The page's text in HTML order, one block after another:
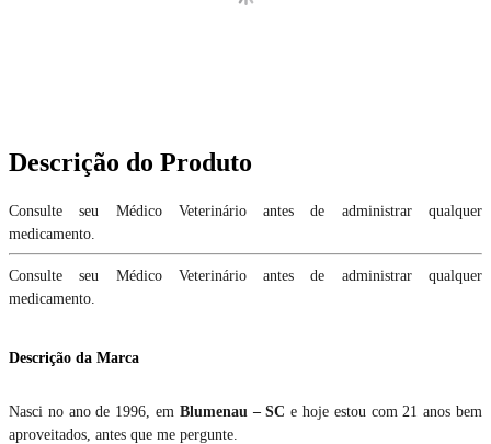
Descrição do Produto
Consulte seu Médico Veterinário antes de administrar qualquer
medicamento.
Consulte seu Médico Veterinário antes de administrar qualquer
medicamento.
Descrição da Marca
Nasci no ano de 1996, em Blumenau – SC e hoje estou com 21 anos bem
aproveitados, antes que me pergunte.